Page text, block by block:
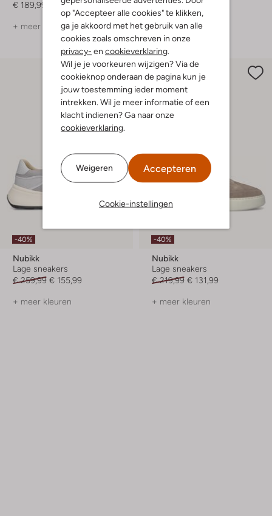
op "Accepteer alle cookies" te klikken,
ga je akkoord met het gebruik van alle
cookies zoals omschreven in onze
privacy- en cookieverklaring
Wil je je voorkeuren wijzigen? Via de
cookieknop onderaan de pagina kun je
jouw toestemming ieder moment
intrekken. Wil je meer informatie of een
klacht indienen? Ga naar onze
cookieverklaring
Weigeren Accepteren
Cookie-instellingen
€ 189,99
+ meer kleuren
€ 129,99
+ meer kleuren
-40%
Nubikk
Lage sneakers
€ 259,99 € 155,99
+ meer kleuren
-40%
Nubikk
Lage sneakers
€ 219,99 € 131,99
+ meer kleuren